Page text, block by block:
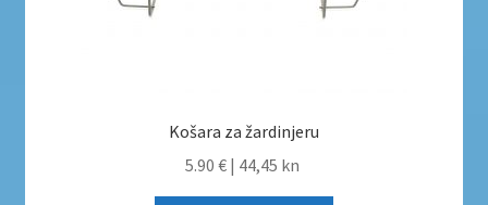
Košara za žardinjeru
5.90 € | 44,45 kn